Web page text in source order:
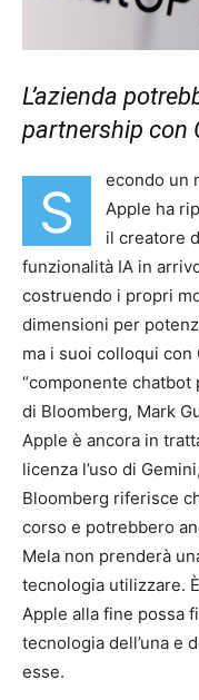
L’azienda
partnership con
S
econdo un
Apple ha
il creatore
funzionalità IA in
costruendo i propri
dimensioni per
ma i suoi colloqui con
“componente chatbot
di Bloomberg, Mark
Apple è ancora in
licenza l’uso di
Bloomberg riferisce
corso e potrebbero
Mela non prenderà
tecnologia utilizzare.
Apple alla fine possa
tecnologia dell’una e
esse.